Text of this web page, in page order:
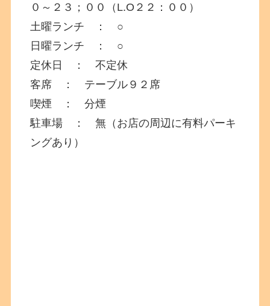
０～２３；００（L.O２２：００）
土曜ランチ ： ○
日曜ランチ ： ○
定休日 ： 不定休
客席 ： テーブル９２席
喫煙 ： 分煙
駐車場 ： 無（お店の周辺に有料パーキ
ングあり）